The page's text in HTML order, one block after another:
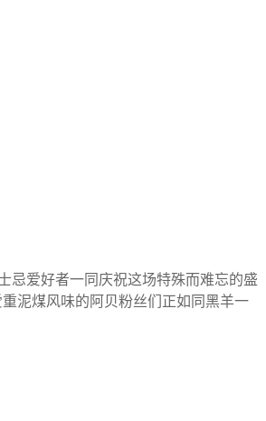
忌爱好者一同庆祝这场特殊而难忘的盛
重泥煤风味的阿贝粉丝们正如同黑羊一